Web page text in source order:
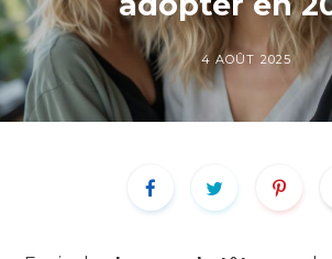
4 AOÛT 2025